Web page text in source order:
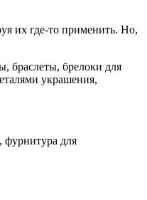
их где-то применить. Но,
браслеты, брелоки для
украшения,
фурнитура для